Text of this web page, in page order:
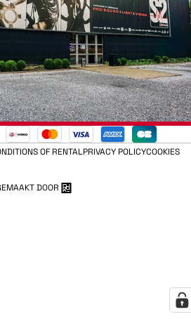
OF RENTALPRIVACY POLICYCOOKIES
DOOR